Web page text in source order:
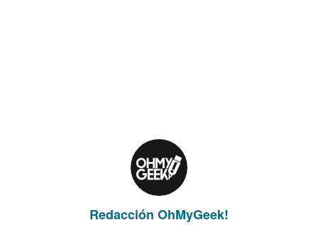
Redacción OhMyGeek!